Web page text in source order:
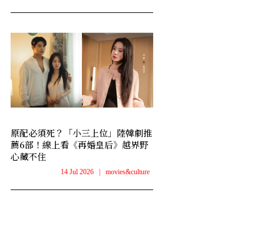
原配必須死？「小三上位」陸韓劇推
薦6部！線上看《再婚皇后》越界野
心藏不住
14 Jul 2026 movies&culture